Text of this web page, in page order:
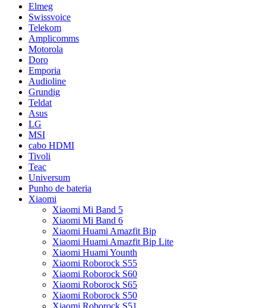
Elmeg
Swissvoice
Telekom
Amplicomms
Motorola
Doro
Emporia
Audioline
Grundig
Teldat
Asus
LG
MSI
cabo HDMI
Tivoli
Teac
Universum
Punho de bateria
Xiaomi
Xiaomi Mi Band 5
Xiaomi Mi Band 6
Xiaomi Huami Amazfit Bip
Xiaomi Huami Amazfit Bip Lite
Xiaomi Huami Younth
Xiaomi Roborock S55
Xiaomi Roborock S60
Xiaomi Roborock S65
Xiaomi Roborock S50
Xiaomi Roborock S51